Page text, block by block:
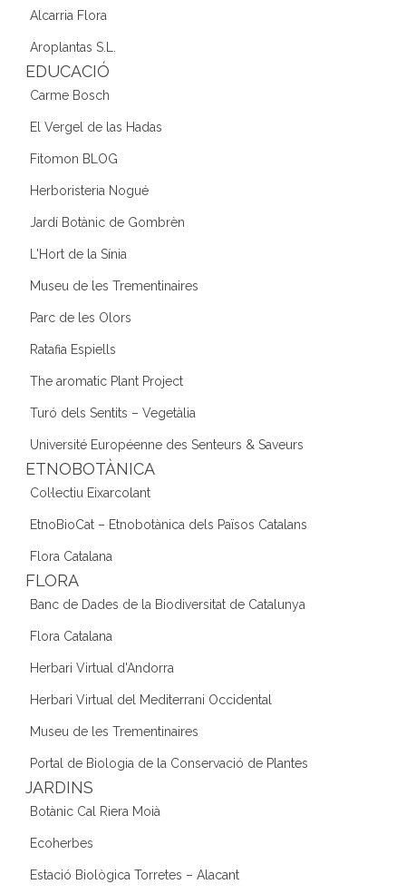
Alcarria Flora
Aroplantas S.L.
EDUCACIÓ
Carme Bosch
El Vergel de las Hadas
Fitomon BLOG
Herboristeria Nogué
Jardí Botànic de Gombrèn
L'Hort de la Sínia
Museu de les Trementinaires
Parc de les Olors
Ratafia Espiells
The aromatic Plant Project
Turó dels Sentits – Vegetàlia
Université Européenne des Senteurs & Saveurs
ETNOBOTÀNICA
Col·lectiu Eixarcolant
EtnoBioCat – Etnobotànica dels Països Catalans
Flora Catalana
FLORA
Banc de Dades de la Biodiversitat de Catalunya
Flora Catalana
Herbari Virtual d'Andorra
Herbari Virtual del Mediterrani Occidental
Museu de les Trementinaires
Portal de Biologia de la Conservació de Plantes
JARDINS
Botànic Cal Riera Moià
Ecoherbes
Estació Biològica Torretes – Alacant